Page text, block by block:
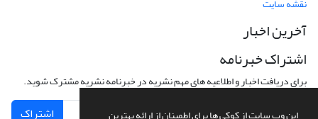
این وب سایت از کوکی ها برای اطمینان از ارائه بهترین
آخرین اخبار
اشتراک خبرنامه
برای دریافت اخبار و اطلاعیه های مهم نشریه در خبرنامه نشریه مشترک شوید.
اشتراک